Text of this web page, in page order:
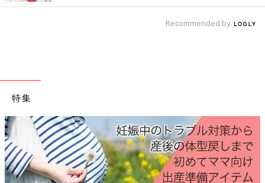
ぱい！子どもがまだ幼いと長距離移動は心配だ
し、でもせっかくだからいろんな風景を見せて
あげたい...など、行き先ひとつとっても迷って
Recommended by
特集